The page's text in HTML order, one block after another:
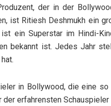
der in der
ist Ritiesh Deshmukh ein
ist ein Superstar im Hindi-
bekannt ist. Jedes Jahr
in Bollywood, die eine
erfahrensten